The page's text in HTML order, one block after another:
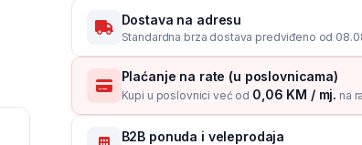
Dostava na adresu
Standardna brza dostava predviđeno od
Plaćanje na rate (u poslovnicama)
Kupi u poslovnici već od 0,06 KM / mj. na
B2B ponuda i veleprodaja